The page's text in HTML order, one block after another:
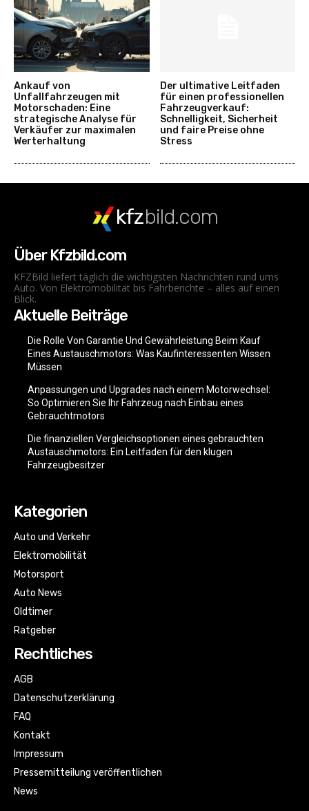
Ankauf von
Unfallfahrzeugen mit
Motorschaden: Eine
strategische Analyse für
Verkäufer zur maximalen
Werterhaltung
Der ultimative Leitfaden
für einen professionellen
Fahrzeugverkauf:
Schnelligkeit, Sicherheit
und faire Preise ohne
Stress
kfzbild.com
Über Kfzbild.com
KFZBild liefert täglich die wichtigsten Nachrichten rund ums
Auto. Von Elektromobilität bis Fahrberichte – alles auf einen
Blick.
Aktuelle Beiträge
Die Rolle Von Garantie Und Gewährleistung Beim Kauf
Eines Austauschmotors: Was Kaufinteressenten Wissen
Müssen
Anpassungen und Upgrades nach einem Motorwechsel:
So Optimieren Sie Ihr Fahrzeug nach Einbau eines
Gebrauchtmotors
Die finanziellen Vergleichsoptionen eines gebrauchten
Austauschmotors: Ein Leitfaden für den klugen
Fahrzeugbesitzer
Kategorien
Auto und Verkehr
Elektromobilität
Motorsport
Auto News
Oldtimer
Ratgeber
Rechtliches
AGB
Datenschutzerklärung
FAQ
Kontakt
Impressum
Pressemitteilung veröffentlichen
News